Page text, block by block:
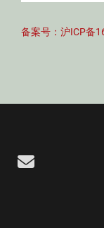
备案号：沪ICP备
Email